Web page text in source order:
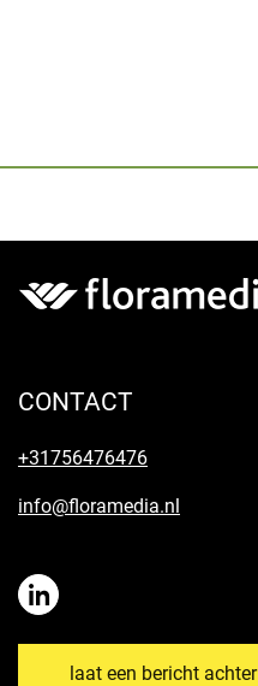
CONTACT
+31756476476
info@floramedia.nl
laat een bericht achter